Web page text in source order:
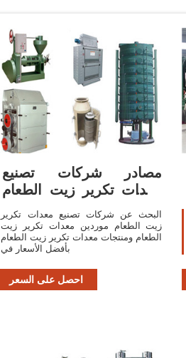
مصادر شركات تصنيع
معدات تكرير زيت الطعام
ومعدات تكرير زيت
البحث عن شركات تصنيع معدات تكرير
زيت الطعام موردين معدات تكرير زيت
الطعام ومنتجات معدات تكرير زيت الطعام
بأفضل الأسعار في
احصل على السعر